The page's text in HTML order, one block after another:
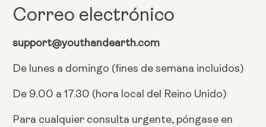
Correo electrónico
support@youthandearth.com
De lunes a domingo (fines de semana incluidos)
De 9.00 a 17.30 (hora local del Reino Unido)
Para cualquier consulta urgente, póngase en